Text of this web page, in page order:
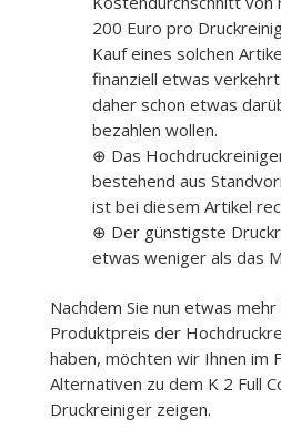
200 Euro pro
Kauf eines solchen
finanziell etwas verkehrt
daher schon etwas
bezahlen wollen.
⊕ Das
bestehend aus
ist bei diesem Artikel
⊕ Der günstigste
etwas weniger als das
Nachdem Sie nun etwas
Produktpreis der
haben, möchten wir Ihnen im
Alternativen zu dem K 2 Full
Druckreiniger zeigen.